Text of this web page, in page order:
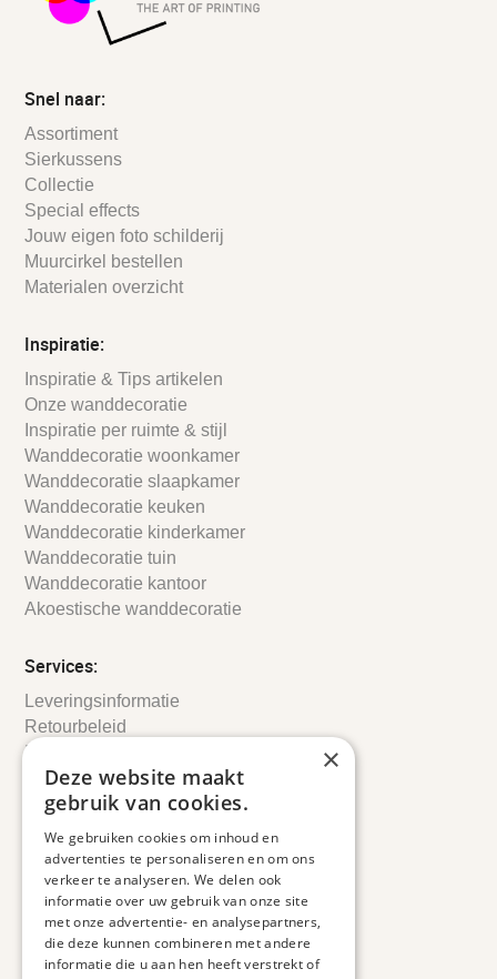
Snel naar:
Assortiment
Sierkussens
Collectie
Special effects
Jouw eigen foto schilderij
Muurcirkel bestellen
Materialen overzicht
Inspiratie:
Inspiratie & Tips artikelen
Onze wanddecoratie
Inspiratie per ruimte & stijl
Wanddecoratie woonkamer
Wanddecoratie slaapkamer
Wanddecoratie keuken
Wanddecoratie kinderkamer
Wanddecoratie tuin
Wanddecoratie kantoor
Akoestische wanddecoratie
Services:
Leveringsinformatie
Retourbeleid
Informatie
Maatwerk
Veelgestelde vragen
Duurzaam ondernemen
Contact informatie
Etienne de Pinedaweg 34
3711 CH, Austerlitz
Nederland
×
Deze website maakt
gebruik van cookies.
We gebruiken cookies om inhoud en
advertenties te personaliseren en om ons
verkeer te analyseren. We delen ook
informatie over uw gebruik van onze site
met onze advertentie- en analysepartners,
die deze kunnen combineren met andere
informatie die u aan hen heeft verstrekt of